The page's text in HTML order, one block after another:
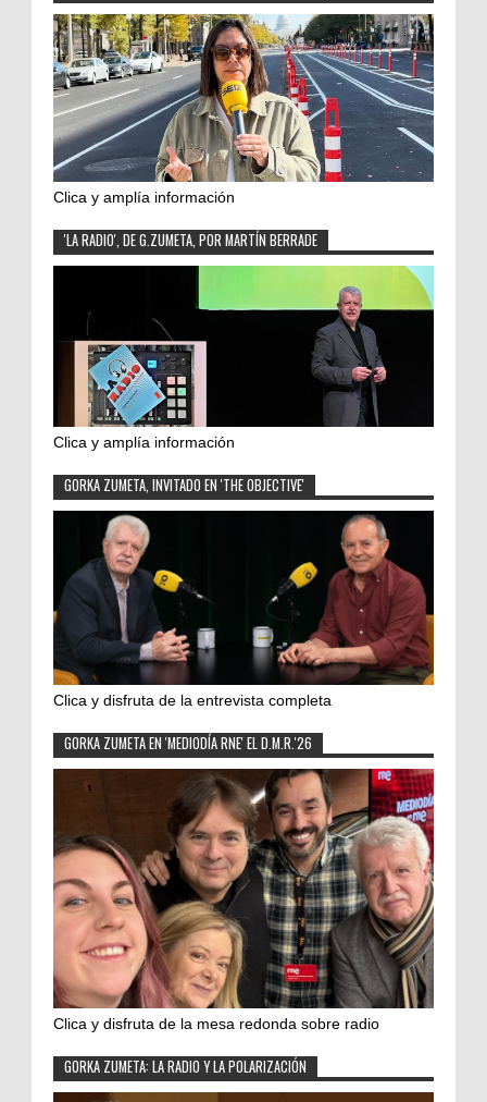
Clica y amplía información
'LA RADIO', DE G.ZUMETA, POR MARTÍN BERRADE
Clica y amplía información
GORKA ZUMETA, INVITADO EN 'THE OBJECTIVE'
Clica y disfruta de la entrevista completa
GORKA ZUMETA EN 'MEDIODÍA RNE' EL D.M.R.'26
Clica y disfruta de la mesa redonda sobre radio
GORKA ZUMETA: LA RADIO Y LA POLARIZACIÓN